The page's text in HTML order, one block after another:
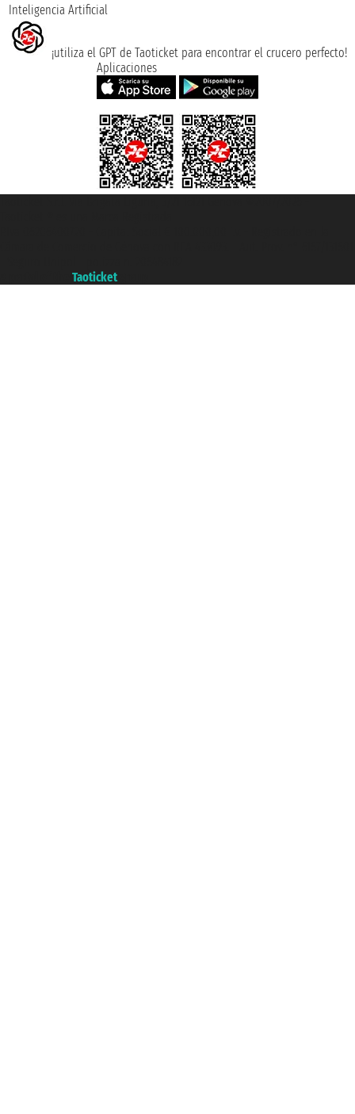
Inteligencia Artificial
¡utiliza el GPT de Taoticket para encontrar el crucero perfecto!
Aplicaciones
Taoticket